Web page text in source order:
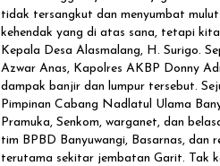
tidak tersangkut dan menyumbat
kehendak yang di atas sana, tetapi
Kepala Desa Alasmalang, H. Surigo.
Azwar Anas, Kapolres AKBP Donny
dampak banjir dan lumpur tersebut.
Pimpinan Cabang Nadlatul Ulama
Pramuka, Senkom, warganet, dan
tim BPBD Banyuwangi, Basarnas, dan
terutama sekitar jembatan Garit. Tak